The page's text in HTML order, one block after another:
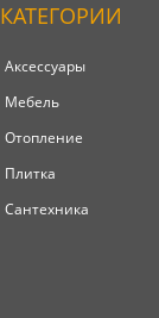
КАТЕГОРИИ
Аксессуары
Мебель
Отопление
Плитка
Сантехника